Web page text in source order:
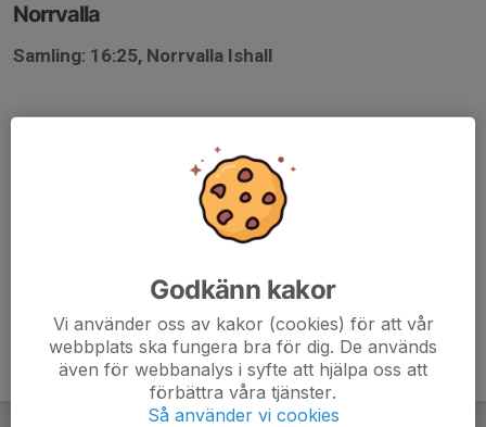
Norrvalla
Samling: 16:25, Norrvalla Ishall
Godkänn kakor
Vi använder oss av kakor (cookies) för att vår
webbplats ska fungera bra för dig. De används
även för webbanalys i syfte att hjälpa oss att
förbättra våra tjänster.
Så använder vi cookies